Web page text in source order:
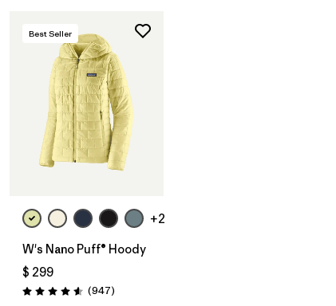
Best Seller
+2
W's Nano Puff® Hoody
$ 299
Valoración: 4.6 / 5
(947Comentarios
)